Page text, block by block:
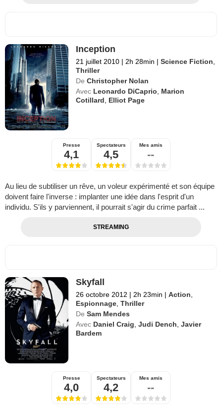
Inception
21 juillet 2010 | 2h 28min | Science Fiction
Thriller
De Christopher Nolan
Avec Leonardo DiCaprio
Marion
Cotillard
Elliot Page
Presse
4,1
Spectateurs
4,5
Mes amis
--
Au lieu de subtiliser un rêve, un voleur expérimenté et son équipe
doivent faire l'inverse : implanter une idée dans l'esprit d'un
individu. S'ils y parviennent, il pourrait s'agir du crime parfait ...
STREAMING
Skyfall
26 octobre 2012 | 2h 23min | Action
Espionnage ,Thriller
De Sam Mendes
Avec Daniel Craig ,Judi Dench ,Javier
Bardem
Presse
4,0
Spectateurs
4,2
Mes amis
--